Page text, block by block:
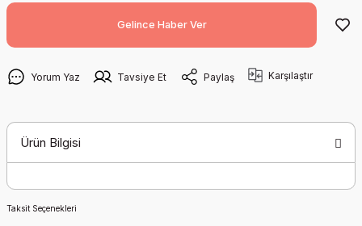
Gelince Haber Ver
Yorum Yaz Tavsiye Et Paylaş Karşılaştır
Ürün Bilgisi
Taksit Seçenekleri